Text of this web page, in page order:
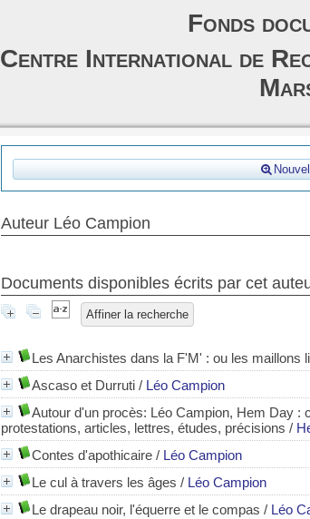
Auteur Léo Campion
Documents disponibles écrits par cet
Affiner la recherche
Les Anarchistes dans la F'M' : ou les maillons
Ascaso et Durruti / Léo Campion
Autour d'un procès: Léo Campion, Hem Day :
protestations, articles, lettres, études, précisions /
Contes d'apothicaire / Léo Campion
Le cul à travers les âges / Léo Campion
Le drapeau noir, l'équerre et le compas / Léo
Fonds
Centre International de